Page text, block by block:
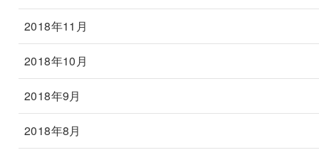
2018年11月
2018年10月
2018年9月
2018年8月